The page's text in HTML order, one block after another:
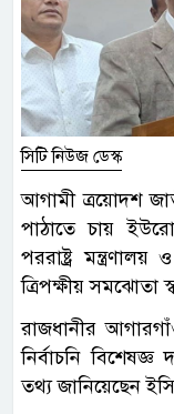
সিটি নিউজ ডেস্ক
আগামী ত্রয়োদশ
পাঠাতে চায়
পররাষ্ট্র
ত্রিপক্ষীয় সমঝোতা
রাজধানীর
নির্বাচনি
তথ্য জানিয়েছেন